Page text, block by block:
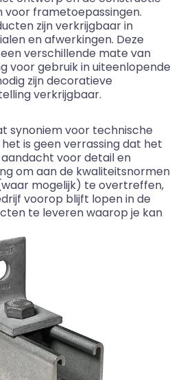
voor frametoepassingen.
zijn verkrijgbaar in
en afwerkingen. Deze
verschillende mate van
voor gebruik in uiteenlopende
zijn decoratieve
verkrijgbaar.
t synoniem voor technische
is geen verrassing dat het
voor detail en
om aan de kwaliteitsnormen
mogelijk) te overtreffen,
voorop blijft lopen in de
te leveren waarop je kan